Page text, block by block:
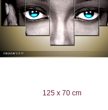
125 x 70 cm